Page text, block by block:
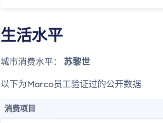
生活水平
城市消费水平： 苏黎世
以下为Marco员工验证过的公开数据
消费项目